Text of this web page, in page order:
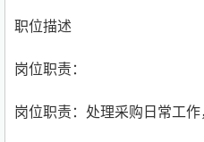
职位描述
岗位职责：
岗位职责：处理采购日常工作